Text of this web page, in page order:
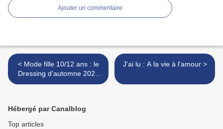
Ajouter un commentaire
< Mode fille 10/12 ans : le
Dressing d’automne 2020
de Sixtine
J'ai lu : A la vie à l'amour >
Hébergé par Canalblog
Top articles